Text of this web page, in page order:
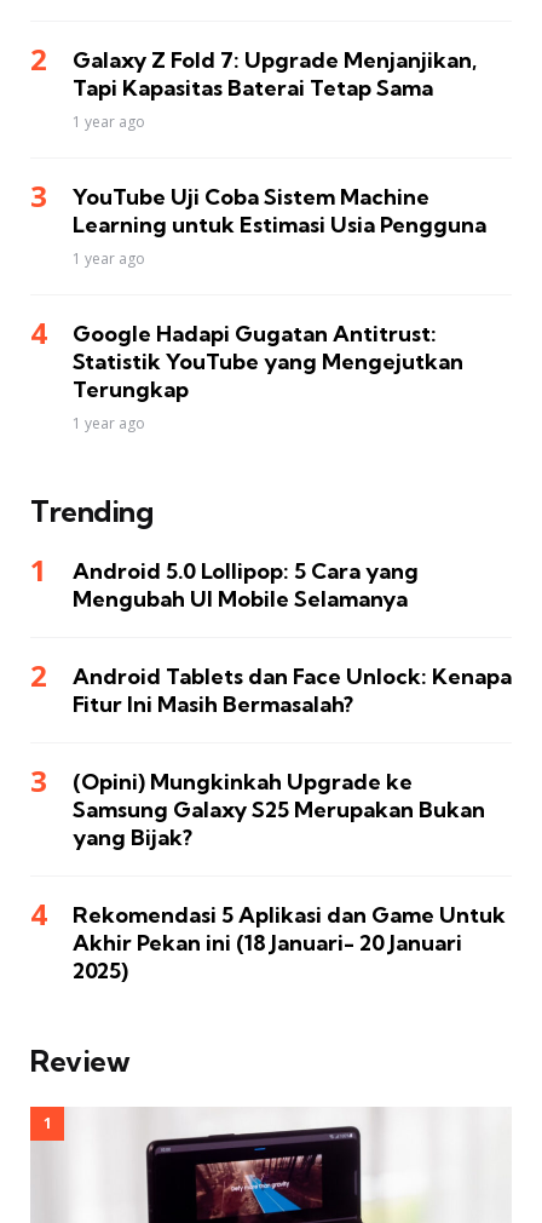
Galaxy Z Fold 7: Upgrade Menjanjikan,
Tapi Kapasitas Baterai Tetap Sama
1 year ago
YouTube Uji Coba Sistem Machine
Learning untuk Estimasi Usia Pengguna
1 year ago
Google Hadapi Gugatan Antitrust:
Statistik YouTube yang Mengejutkan
Terungkap
1 year ago
Trending
Android 5.0 Lollipop: 5 Cara yang
Mengubah UI Mobile Selamanya
Android Tablets dan Face Unlock: Kenapa
Fitur Ini Masih Bermasalah?
(Opini) Mungkinkah Upgrade ke
Samsung Galaxy S25 Merupakan Bukan
yang Bijak?
Rekomendasi 5 Aplikasi dan Game Untuk
Akhir Pekan ini (18 Januari- 20 Januari
2025)
Review